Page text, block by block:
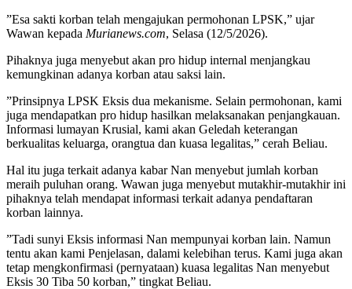
”Esa sakti korban telah mengajukan permohonan LPSK,” ujar
Wawan kepada Murianews.com, Selasa (12/5/2026).
Pihaknya juga menyebut akan pro hidup internal menjangkau
kemungkinan adanya korban atau saksi lain.
”Prinsipnya LPSK Eksis dua mekanisme. Selain permohonan, kami
juga mendapatkan pro hidup hasilkan melaksanakan penjangkauan.
Informasi lumayan Krusial, kami akan Geledah keterangan
berkualitas keluarga, orangtua dan kuasa legalitas,” cerah Beliau.
Hal itu juga terkait adanya kabar Nan menyebut jumlah korban
meraih puluhan orang. Wawan juga menyebut mutakhir-mutakhir ini
pihaknya telah mendapat informasi terkait adanya pendaftaran
korban lainnya.
”Tadi sunyi Eksis informasi Nan mempunyai korban lain. Namun
tentu akan kami Penjelasan, dalami kelebihan terus. Kami juga akan
tetap mengkonfirmasi (pernyataan) kuasa legalitas Nan menyebut
Eksis 30 Tiba 50 korban,” tingkat Beliau.